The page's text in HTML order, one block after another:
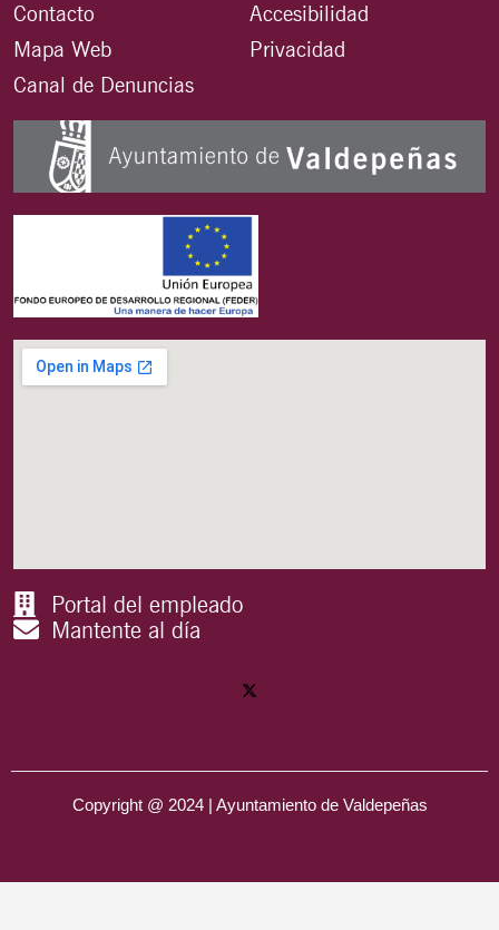
Contacto
Mapa Web
Canal de Denuncias
Accesibilidad
Privacidad
Portal del empleado
Mantente al día
Copyright @ 2024 | Ayuntamiento de Valdepeñas